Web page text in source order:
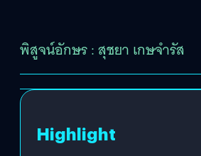
พิสูจน์อักษร : สุชยา เกษจำรัส
Highlight